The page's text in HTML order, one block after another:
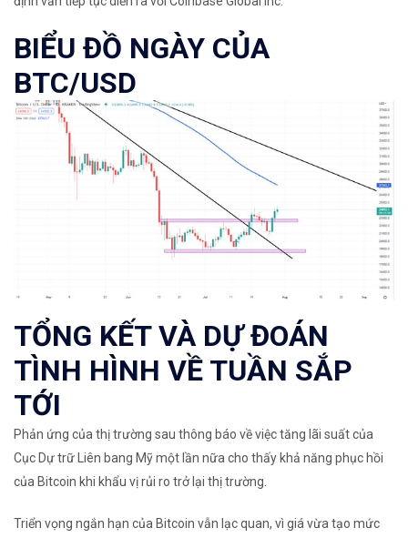
BIỂU ĐỒ NGÀY CỦA
BTC/USD
TỔNG KẾT VÀ DỰ ĐOÁN
TÌNH HÌNH VỀ TUẦN SẮP
TỚI
Phản ứng của thị trường sau thông báo về việc tăng lãi suất của
Cục Dự trữ Liên bang Mỹ một lần nữa cho thấy khả năng phục hồi
của Bitcoin khi khẩu vị rủi ro trở lại thị trường.
Triển vọng ngắn hạn của Bitcoin vẫn lạc quan, vì giá vừa tạo mức